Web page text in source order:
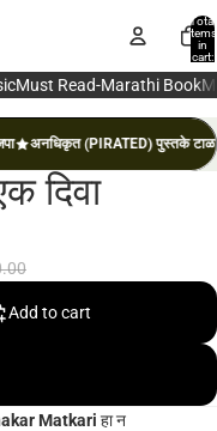
Total
items
in
cart:
Must Read-Marathi Book
अनधिकृत (PIRATED) पुस्तके टाळा
दिवा
Add to cart
Matkari हा न